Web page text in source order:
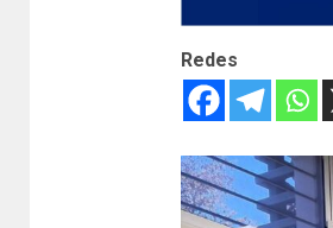
Redes